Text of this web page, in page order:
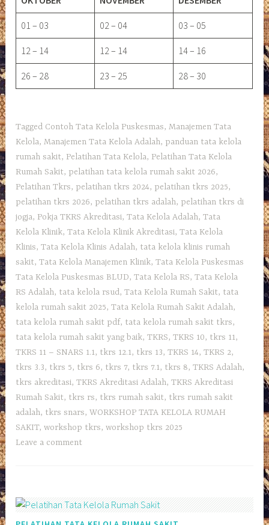
01 – 03 02 – 04 03 – 05
12 – 14 12 – 14 14 – 16
26 – 28 23 – 25 28 – 30
Tagged Contoh Tata Kelola Puskesmas,Manajemen Tata
Kelola,Manajemen Tata Kelola Adalah, panduan tata kelola
rumah sakit, Pelatihan Tata Kelola, Pelatihan Tata Kelola
Rumah Sakit, pelatihan tata kelola rumah sakit 2026,
Pelatihan Tkrs, pelatihan tkrs 2024, pelatihan tkrs 2025,
pelatihan tkrs 2026, pelatihan tkrs adalah, pelatihan tkrs di
jogja, Pokja TKRS Akreditasi,Tata Kelola Adalah,Tata
Kelola Klinik,Tata Kelola Klinik Akreditasi,Tata Kelola
Klinis,Tata Kelola Klinis Adalah, tata kelola klinis rumah
sakit,Tata Kelola Manajemen Klinik,Tata Kelola Puskesmas
Tata Kelola Puskesmas BLUD,Tata Kelola RS,Tata Kelola
RS Adalah, tata kelola rsud,Tata Kelola Rumah Sakit, tata
kelola rumah sakit 2025,Tata Kelola Rumah Sakit Adalah,
tata kelola rumah sakit pdf, tata kelola rumah sakit tkrs,
tata kelola rumah sakit yang baik,TKRS,TKRS 10, tkrs 11,
TKRS 11 – SNARS 1.1, tkrs 12.1, tkrs 13,TKRS 14,TKRS 2,
tkrs 3.3, tkrs 5, tkrs 6, tkrs 7, tkrs 7.1, tkrs 8,TKRS Adalah,
tkrs akreditasi,TKRS Akreditasi Adalah,TKRS Akreditasi
Rumah Sakit, tkrs rs, tkrs rumah sakit, tkrs rumah sakit
adalah, tkrs snars,WORKSHOP TATA KELOLA RUMAH
SAKIT,workshop tkrs,workshop tkrs 2025
Leave a comment